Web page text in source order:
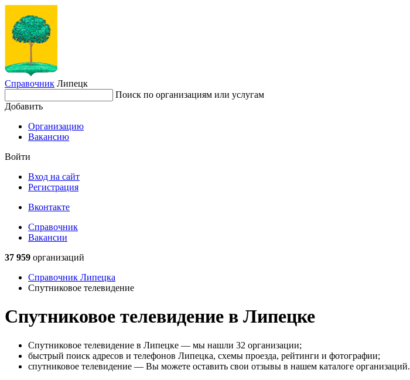
Справочник Липецк
Поиск по организациям или услугам
Добавить
Организацию
Вакансию
Войти
Вход на сайт
Регистрация
Вконтакте
Справочник
Вакансии
37 959 организаций
Справочник Липецка
Спутниковое телевидение
Спутниковое телевидение в Липецке
Спутниковое телевидение в Липецке — мы нашли 32 организации;
быстрый поиск адресов и телефонов Липецка, схемы проезда, рейтинги и фотографии;
спутниковое телевидение — Вы можете оставить свои отзывы в нашем каталоге организаций.